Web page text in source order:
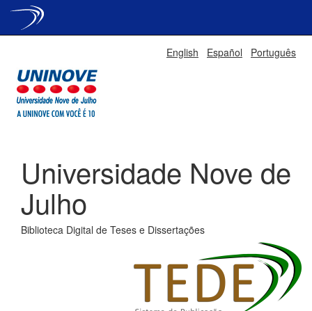
English Español Português
Universidade Nove de
Julho
Biblioteca Digital de Teses e Dissertações